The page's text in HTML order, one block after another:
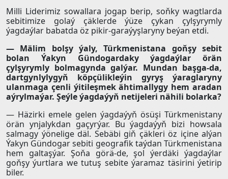
Milli Liderimiz sowallara jogap berip, soňky wagtlarda
sebitimize golaý çäklerde ýüze çykan çylşyrymly
ýagdaýlar babatda öz pikir-garaýyşlaryny beýan etdi.
— Mälim bolşy ýaly, Türkmenistana goňşy sebit
bolan Ýakyn Gündogardaky ýagdaýlar örän
çylşyrymly bolmagynda galýar. Mundan başga-da,
dartgynlylygyň köpçülikleýin gyryş ýaraglaryny
ulanmaga çenli ýitileşmek ähtimallygy hem aradan
aýrylmaýar. Şeýle ýagdaýyň netijeleri nähili bolarka?
— Häzirki emele gelen ýagdaýyň ösüşi Türkmenistany
örän ynjalykdan gaçyrýar. Bu ýagdaýyň bizi howsala
salmagy ýönelige däl. Sebäbi giň çäkleri öz içine alýan
Ýakyn Gündogar sebiti geografik taýdan Türkmenistana
hem galtaşýar. Şoňa görä-de, şol ýerdäki ýagdaýlar
goňşy ýurtlara we tutuş sebite ýaramaz täsirini ýetirip
biler.